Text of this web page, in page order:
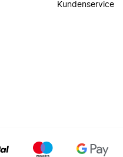
Kundenservice